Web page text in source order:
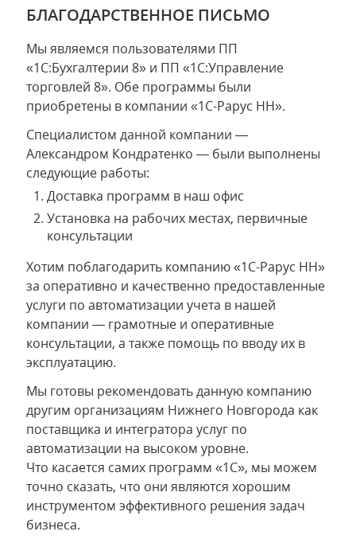
БЛАГОДАРСТВЕННОЕ ПИСЬМО
Мы являемся пользователями ПП
«1С:Бухгалтерии 8» и ПП «1С:Управление
торговлей 8». Обе программы были
приобретены в компании «1С-Рарус НН».
Специалистом данной компании —
Александром Кондратенко — были выполнены
следующие работы:
Доставка программ в наш офис
Установка на рабочих местах, первичные
консультации
Хотим поблагодарить компанию «1С-Рарус НН»
за оперативно и качественно предоставленные
услуги по автоматизации учета в нашей
компании — грамотные и оперативные
консультации, а также помощь по вводу их в
эксплуатацию.
Мы готовы рекомендовать данную компанию
другим организациям Нижнего Новгорода как
поставщика и интегратора услуг по
автоматизации на высоком уровне.
Что касается самих программ «1С», мы можем
точно сказать, что они являются хорошим
инструментом эффективного решения задач
бизнеса.